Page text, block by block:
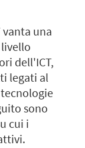
vanta una
dell'ICT,
legati al
sono
cui i